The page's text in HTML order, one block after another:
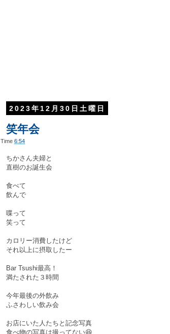
2023年12月30日土曜日
笑年会
Time6:54
ちかさん夫婦と
直樹のお誕生会
食べて
飲んで
喋って
笑って
カロリー消費したけど
それ以上に摂取したー
Bar Tsushi最高！
満たされた３時間
今年最後の外飲み
ふさわしい飲み会
お店にいた人たちと記念写真
食べ物の写真は撮ってない😆